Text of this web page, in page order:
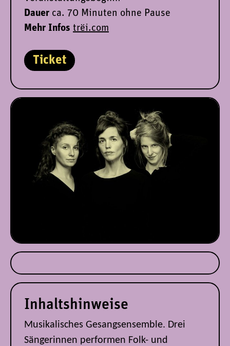
Dauer ca. 70 Minuten ohne Pause
Mehr Infos trëi.com
Ticket
Inhaltshinweise
Musikalisches Gesangsensemble. Drei
Sängerinnen performen Folk- und